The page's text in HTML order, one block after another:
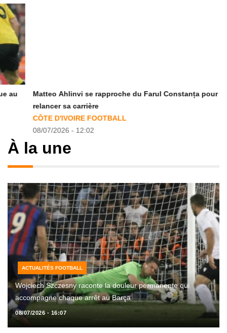
Matteo Ahlinvi se rapproche du Farul Constanța pour
relancer sa carrière
CÔTE D'IVOIRE FOOTBALL
08/07/2026 - 12:02
À la une
ACTUALITÉS FOOTBALL
Wojciech Szczesny raconte la douleur permanente qui
accompagne chaque arrêt au Barça
08/07/2026 - 16:07